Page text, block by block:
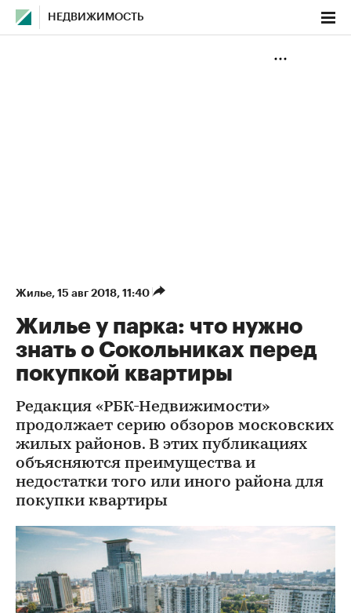
НЕДВИЖИМОСТЬ
Жилье⁠, 15 авг 2018, 11:40
Жилье у парка: что нужно
знать о Сокольниках перед
покупкой квартиры
Редакция «РБК-Недвижимости»
продолжает серию обзоров московских
жилых районов. В этих публикациях
объясняются преимущества и
недостатки того или иного района для
покупки квартиры